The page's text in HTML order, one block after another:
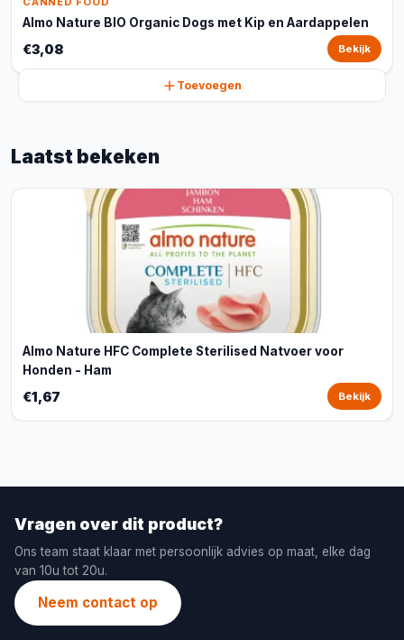
Almo Nature BIO Organic Dogs met Kip en Aardappelen
€3,08 Bekijk
Toevoegen
Laatst bekeken
Almo Nature HFC Complete Sterilised Natvoer voor
Honden - Ham
€1,67 Bekijk
Vragen over dit product?
Ons team staat klaar met persoonlijk advies op maat, elke dag
van 10u tot 20u.
Neem contact op